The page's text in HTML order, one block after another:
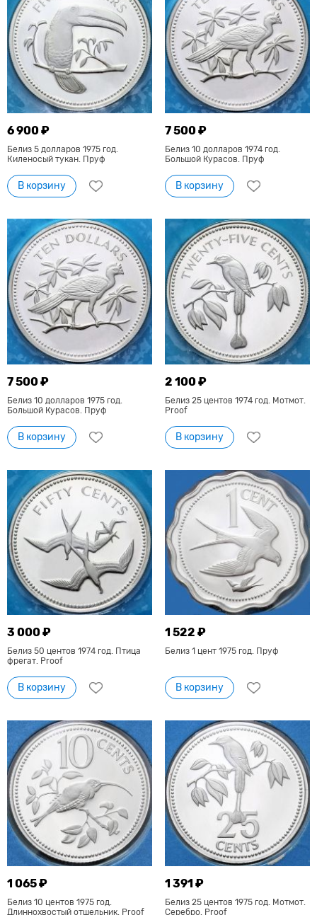
6 900 ₽
Белиз 5 долларов 1975 год.
Киленосый тукан. Пруф
В корзину
7 500 ₽
Белиз 10 долларов 1974 год.
Большой Курасов. Пруф
В корзину
7 500 ₽
Белиз 10 долларов 1975 год.
Большой Курасов. Пруф
В корзину
2 100 ₽
Белиз 25 центов 1974 год. Мотмот.
Proof
В корзину
3 000 ₽
Белиз 50 центов 1974 год. Птица
фрегат. Proof
В корзину
1 522 ₽
Белиз 1 цент 1975 год. Пруф
В корзину
1 065 ₽
Белиз 10 центов 1975 год.
Длиннохвостый отшельник. Proof
1 391 ₽
Белиз 25 центов 1975 год. Мотмот.
Серебро. Proof